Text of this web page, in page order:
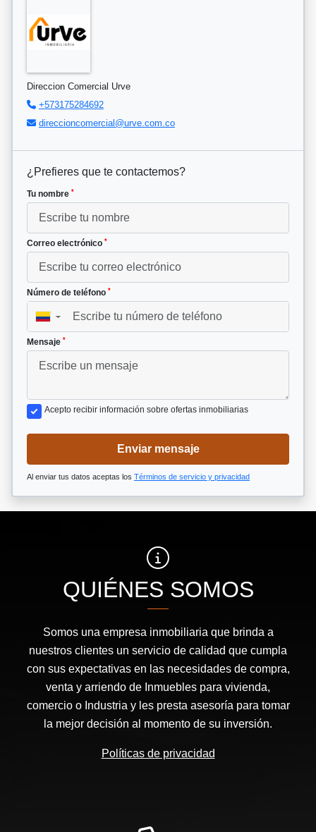
Direccion Comercial Urve
+573175284692
direccioncomercial@urve.com.co
¿Prefieres que te contactemos?
Tu nombre *
Correo electrónico *
Número de teléfono *
▼
Mensaje *
Acepto recibir información sobre ofertas inmobiliarias
Enviar mensaje
Al enviar tus datos aceptas los Términos de servicio y privacidad
QUIÉNES SOMOS
Somos una empresa inmobiliaria que brinda a
nuestros clientes un servicio de calidad que cumpla
con sus expectativas en las necesidades de compra,
venta y arriendo de Inmuebles para vivienda,
comercio o Industria y les presta asesoría para tomar
la mejor decisión al momento de su inversión.
Políticas de privacidad